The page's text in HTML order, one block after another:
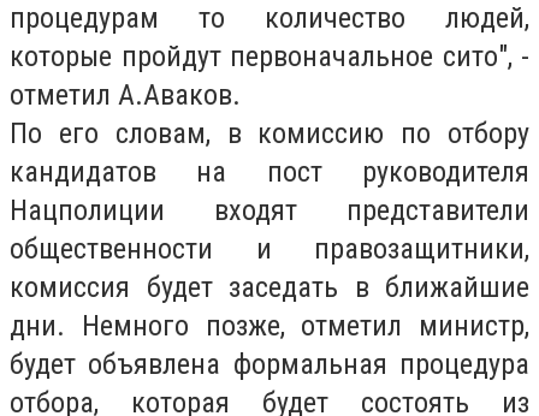
процедурам то количество людей,
которые пройдут первоначальное сито", -
отметил А.Аваков.
По его словам, в комиссию по отбору
кандидатов на пост руководителя
Нацполиции входят представители
общественности и правозащитники,
комиссия будет заседать в ближайшие
дни. Немного позже, отметил министр,
будет объявлена формальная процедура
отбора, которая будет состоять из